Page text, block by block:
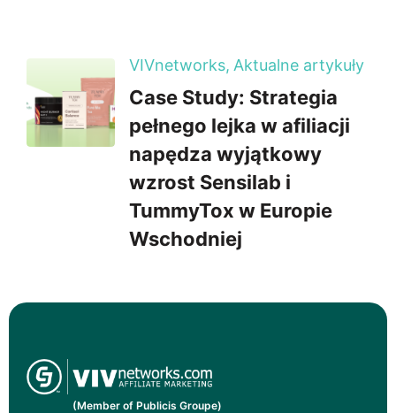
Case Study: Strategia
pełnego lejka w afiliacji
napędza wyjątkowy
wzrost Sensilab i
TummyTox w Europie
Wschodniej
VIVnetworks, Aktualne artykuły
(Member of Publicis Groupe)